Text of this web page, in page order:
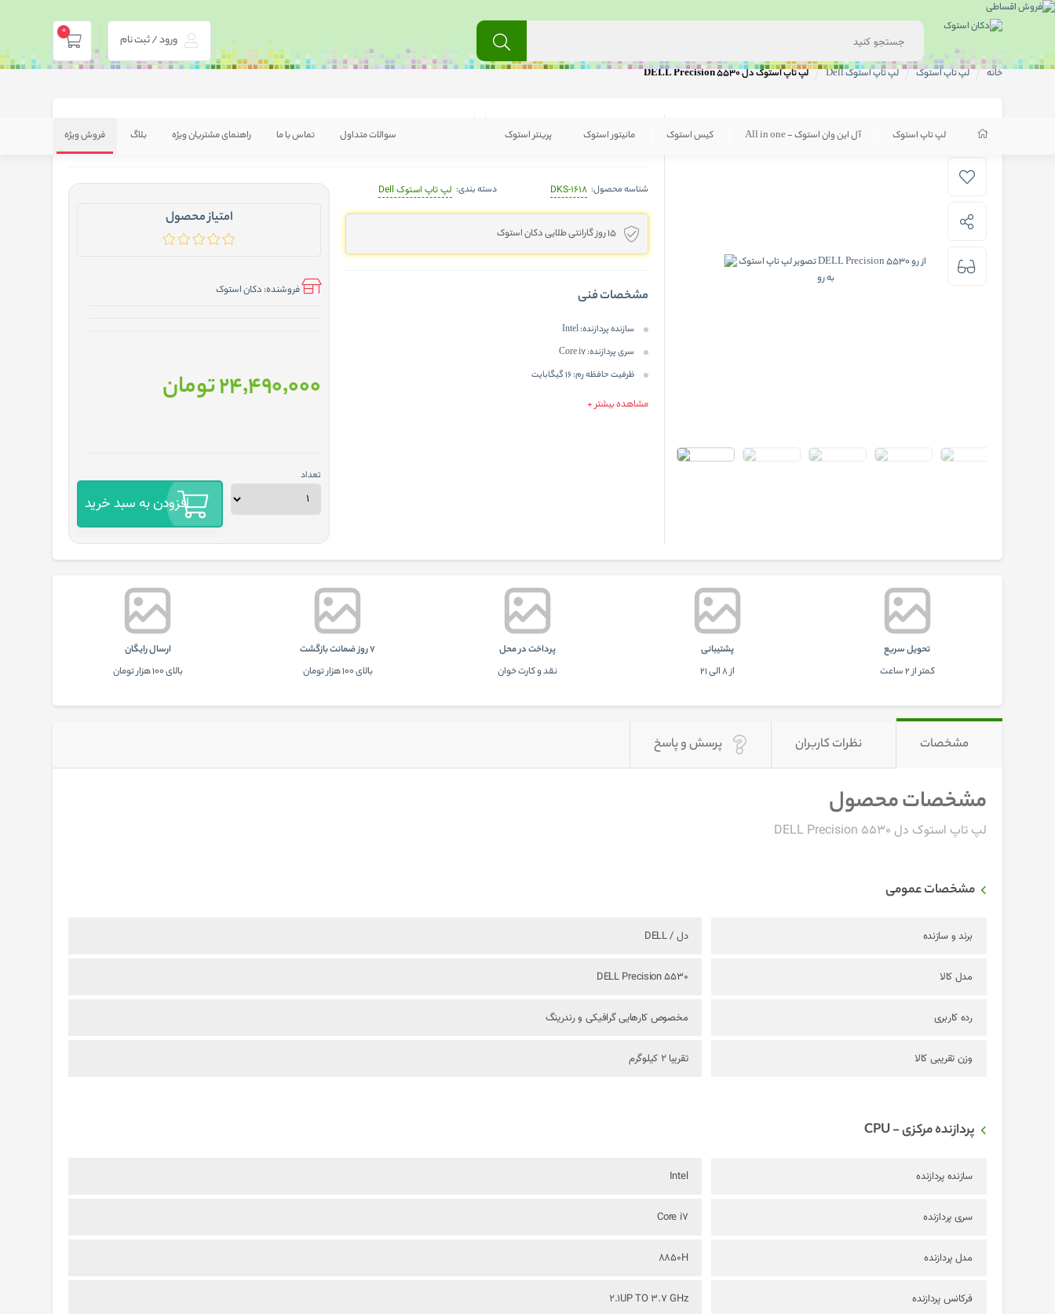
ورود / ثبت نام
0
لپ تاپ استوک آل این وان استوک - All in one کیس استوک مانیتور استوک پرینتر استوک سوالات متداول تماس با ما راهنمای مشتریان ویژه بلاگ فروش ویژه
خانه لپ تاپ استوک لپ تاپ استوک Dell لپ تاپ استوک دل DELL Precision 5530
DELL Precision 5530 - I7-8850H 16GB 512SSD LED15.6 FHD Laptop
شناسه محصول: DKS-1618 دسته بندی: لپ تاپ استوک Dell
15 روز گارانتی طلایی دکان استوک
مشخصات فنی
سازنده پردازنده:Intel
سری پردازنده:Core i7
ظرفیت حافظه رم:16 گیگابایت
مشاهده بیشتر +
امتیاز محصول
فروشنده: دکان استوک
24٬490٬000 تومان
تعداد
افزودن به سبد خرید
تحويل سريع
کمتر از 2 ساعت
پشتيبانی
از 8 الی 21
پرداخت در محل
نقد و کارت خوان
7 روز ضمانت بازگشت
بالای 100 هزار تومان
ارسال رایگان
بالای 100 هزار تومان
مشخصات نظرات کاربران پرسش و پاسخ
مشخصات محصول
لپ تاپ استوک دل DELL Precision 5530
مشخصات عمومی
برند و سازنده دل / DELL
مدل کالا DELL Precision 5530
رده کاربری مخصوص کارهایی گرافیکی و رندرینگ
وزن تقریبی کالا تقریبا 2 کیلوگرم
پردازنده مرکزی - CPU
سازنده پردازنده Intel
سری پردازنده Core i7
مدل پردازنده 8850H
فرکانس پردازنده 2.1UP TO 3.7 GHz